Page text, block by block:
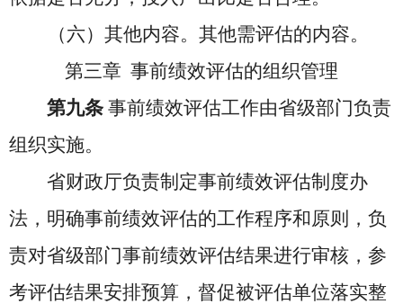
（六）其他内容。其他需评估的内容。
第三章 事前绩效评估的组织管理
第九条 事前绩效评估工作由省级部门负责
组织实施。
省财政厅负责制定事前绩效评估制度办
法，明确事前绩效评估的工作程序和原则，负
责对省级部门事前绩效评估结果进行审核，参
考评估结果安排预算，督促被评估单位落实整